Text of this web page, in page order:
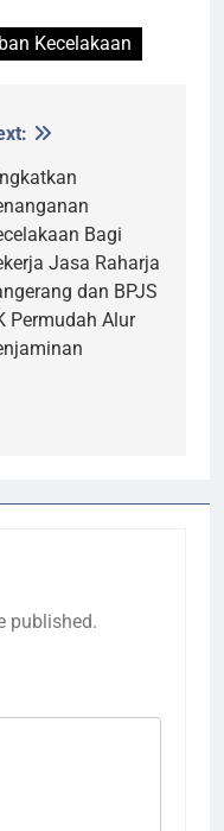
Kecelakaan
Bagi
Jasa Raharja
dan BPJS
Permudah Alur
published.